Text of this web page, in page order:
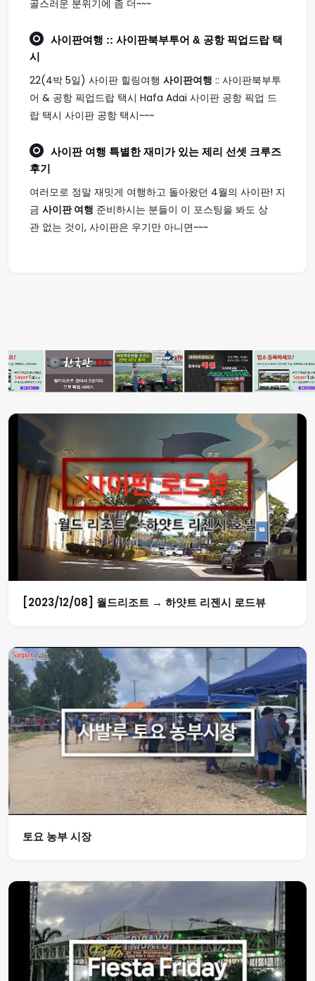
골스러운 분위기에 좀 더~~~
사이판여행 :: 사이판북부투어 & 공항 픽업드랍 택
시
22(4박 5일) 사이판 힐링여행 사이판여행 :: 사이판북부투
어 & 공항 픽업드랍 택시 Hafa Adai 사이판 공항 픽업 드
랍 택시 사이판 공항 택시~~~
사이판 여행 특별한 재미가 있는 제리 선셋 크루즈
후기
여러모로 정말 재밋게 여행하고 돌아왔던 4월의 사이판! 지
금 사이판 여행 준비하시는 분들이 이 포스팅을 봐도 상
관 없는 것이, 사이판은 우기만 아니면~~~
[2023/12/08] 월드리조트 → 하얏트 리젠시 로드뷰
토요 농부 시장